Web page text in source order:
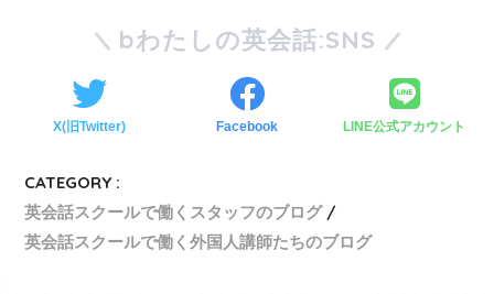
bわたしの英会話:SNS
X(旧Twitter) Facebook LINE公式アカウント
CATEGORY :
英会話スクールで働くスタッフのブログ
英会話スクールで働く外国人講師たちのブログ